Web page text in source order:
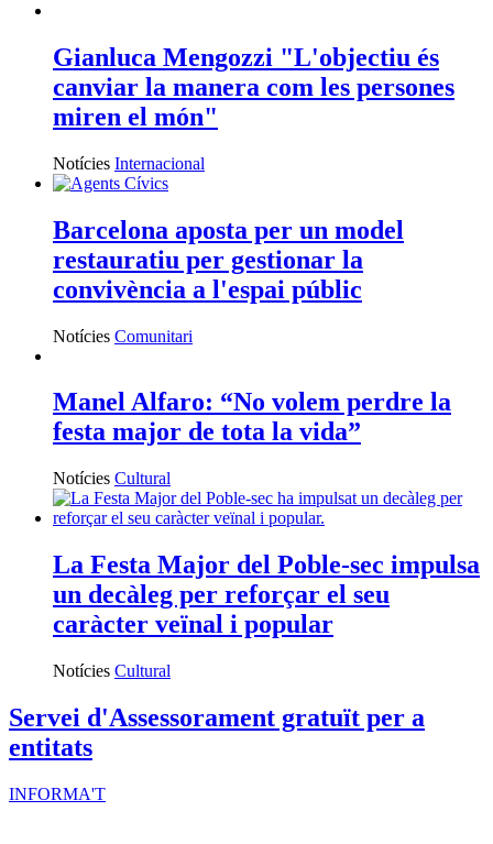
Gianluca Mengozzi "L'objectiu és
canviar la manera com les persones
miren el món"
Notícies Internacional
Barcelona aposta per un model
restauratiu per gestionar la
convivència a l'espai públic
Notícies Comunitari
Manel Alfaro: “No volem perdre la
festa major de tota la vida”
Notícies Cultural
La Festa Major del Poble-sec impulsa
un decàleg per reforçar el seu
caràcter veïnal i popular
Notícies Cultural
Servei d'Assessorament gratuït per a
entitats
INFORMA'T